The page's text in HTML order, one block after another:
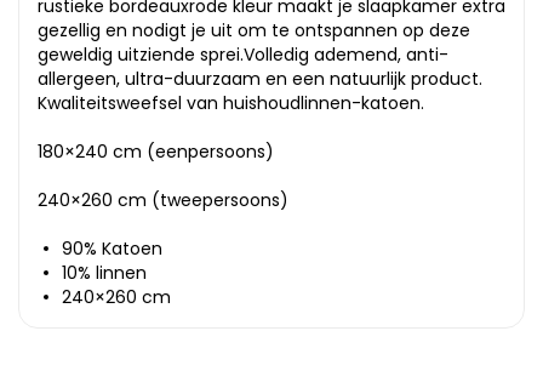
rustieke bordeauxrode kleur maakt je slaapkamer extra
gezellig en nodigt je uit om te ontspannen op deze
geweldig uitziende sprei.Volledig ademend, anti-
allergeen, ultra-duurzaam en een natuurlijk product.
Kwaliteitsweefsel van huishoudlinnen-katoen.
180×240 cm (eenpersoons)
240×260 cm (tweepersoons)
90% Katoen
10% linnen
240×260 cm